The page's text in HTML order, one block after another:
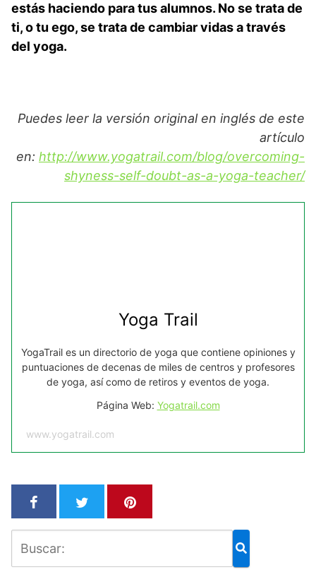
estás haciendo para tus alumnos. No se trata de
ti, o tu ego, se trata de cambiar vidas a través
del yoga.
Puedes leer la versión original en inglés de este
artículo
en: http://www.yogatrail.com/blog/overcoming-
shyness-self-doubt-as-a-yoga-teacher/
Yoga Trail
YogaTrail es un directorio de yoga que contiene opiniones y
puntuaciones de decenas de miles de centros y profesores
de yoga, así como de retiros y eventos de yoga.
Página Web: Yogatrail.com
www.yogatrail.com